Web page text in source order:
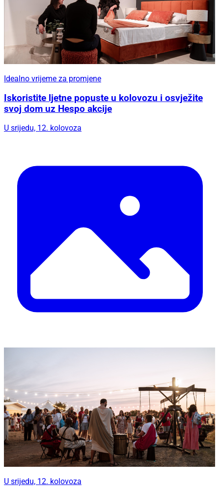
Idealno vrijeme za promjene
Iskoristite ljetne popuste u kolovozu i osvježite
svoj dom uz Hespo akcije
U srijedu, 12. kolovoza
U srijedu, 12. kolovoza